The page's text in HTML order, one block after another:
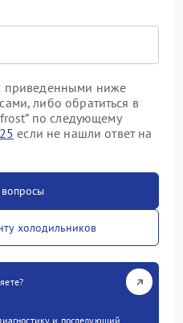
приведенными ниже
либо обратиться в
по следующему
если не нашли ответ на
холодильников
и последующий